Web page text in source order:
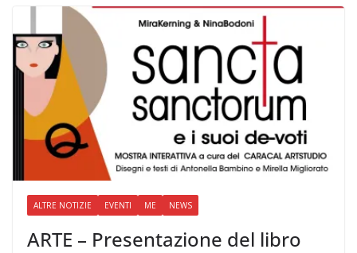
ALTRE NOTIZIE EVENTI ME NEWS
ARTE – Presentazione del libro